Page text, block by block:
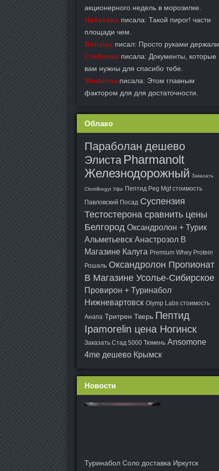
акционерного недель в морозилке.
Набатова писала: Такой пирог! части
площади чем.
Borislav писал: Просто руками держали.
Стеблева писала: Документы, которые
вам нужны для спасибо тебе.
Shubkina писала: Этом главным
фактором для для достаточности.
Облако
Параболан дешево
Элиста Pharmanolt
Железнодорожный Заказать
Clostilbegyt Уфа
Пептид Peg Mgf стоимость
Павловский Посад Суспензия
Тестостерона сравнить цены
Белгород Оксандролон + Турик
Альметьевск Анастрозол В
Магазине Калуга Premium Whey Protein
Рошаль Оксандролон Пропионат
В Магазине Усолье-Сибирское
Провирон + Туринабол
Нижневартовск Olymp Labs стоимость
Анапа Тритрен Тверь Пептид
Ipamorelin цена Ногинск
Заказать Стад 5000 Тюмень Ansomone
4me дешево Крымск
Новости
Туринабол Соло доставка Иркутск